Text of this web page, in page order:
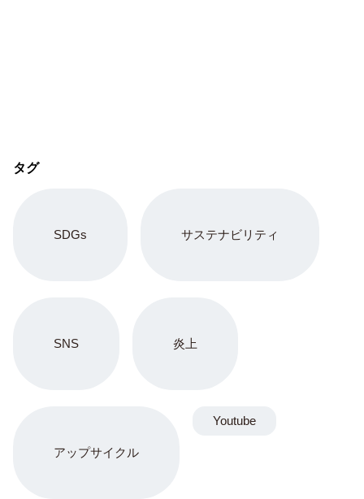
タグ
SDGs サステナビリティ
SNS 炎上
アップサイクル
Youtube